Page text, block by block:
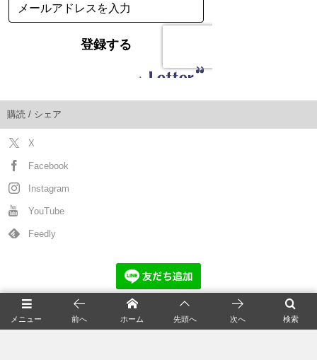
購読 / シェア
X
Facebook
Instagram
YouTube
Feedly
猫の新着記事
メニュー 検索
前へ ホーム 先頭へ 次へ